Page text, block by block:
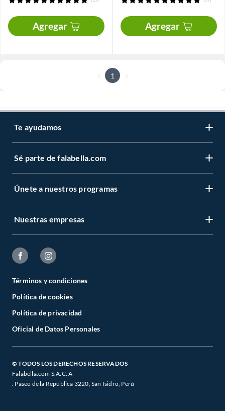
Agregar Agregar
1
Te ayudamos
Sé parte de falabella.com
Únete a nuestros programas
Nuestras empresas
Términos y condiciones
Política de cookies
Política de privacidad
Oficial de Datos Personales
© TODOS LOS DERECHOS RESERVADOS
Falabella.com S.A.C. A
. Paseo de la República 3220, San Isidro, Perú